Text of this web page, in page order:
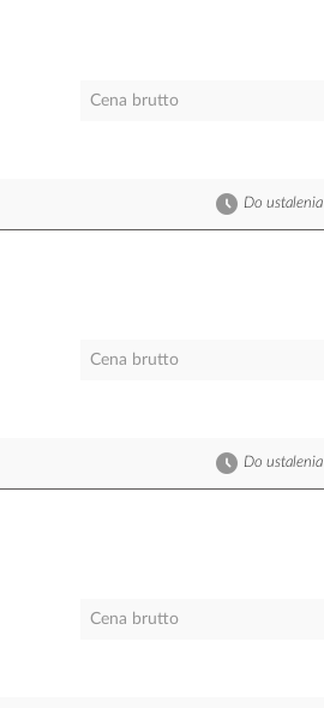
Cena brutto
Do ustalenia
Cena brutto
Do ustalenia
Cena brutto